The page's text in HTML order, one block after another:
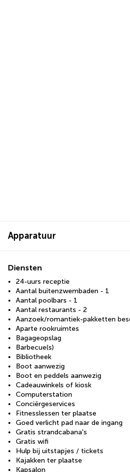
Apparatuur
Diensten
24-uurs receptie
Aantal buitenzwembaden - 1
Aantal poolbars - 1
Aantal restaurants - 2
Aanzoek/romantiek-pakketten
Aparte rookruimtes
Bagageopslag
Barbecue(s)
Bibliotheek
Boot aanwezig
Boot en peddels aanwezig
Cadeauwinkels of kiosk
Computerstation
Conciërgeservices
Fitnesslessen ter plaatse
Goed verlicht pad naar de ingang
Gratis strandcabana's
Gratis wifi
Hulp bij uitstapjes / tickets
Kajakken ter plaatse
Kapsalon